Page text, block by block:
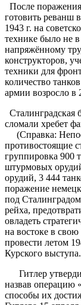
После
готовить реванш
1943 г. на
технике было не
напряжённому
конструкторов,
техники для
количество
армии возросло в
Сталинградская
сломали хребет
(Справка:
противостоящие
группировка 900
штурмовых
орудий, 3 444
поражение
под
рейха,
овладеть
на востоке в
провести летом
Курского выступа.
Гитлер
назвав операцию
способы их